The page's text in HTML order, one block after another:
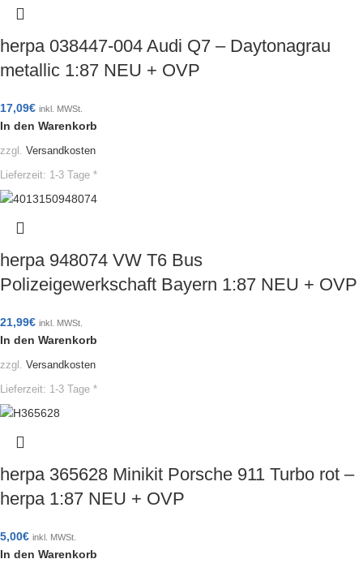
herpa 038447-004 Audi Q7 – Daytonagrau
metallic 1:87 NEU + OVP
17,09€ inkl. MWSt.
In den Warenkorb
zzgl. Versandkosten
Lieferzeit: 1-3 Tage *
herpa 948074 VW T6 Bus
Polizeigewerkschaft Bayern 1:87 NEU + OVP
21,99€ inkl. MWSt.
In den Warenkorb
zzgl. Versandkosten
Lieferzeit: 1-3 Tage *
herpa 365628 Minikit Porsche 911 Turbo rot –
herpa 1:87 NEU + OVP
5,00€ inkl. MWSt.
In den Warenkorb